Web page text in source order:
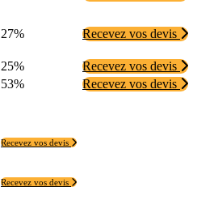
27% Recevez vos devis
25%
Recevez vos devis
53%
Recevez vos devis
Recevez vos devis
Recevez vos devis